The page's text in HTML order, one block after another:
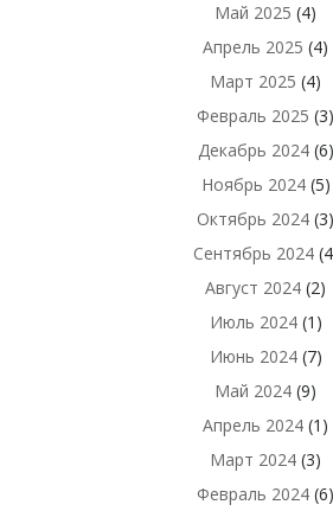
Май 2025 (4)
Апрель 2025 (4)
Март 2025 (4)
Февраль 2025 (3)
Декабрь 2024(6)
Ноябрь 2024(5)
Октябрь 2024 (3)
Сентябрь 2024
Август 2024 (2)
Июль 2024(1)
Июнь 2024(7)
Май 2024 (9)
Апрель 2024 (1)
Март 2024 (3)
Февраль 2024 (6)